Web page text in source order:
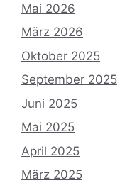
Mai 2026
März 2026
Oktober 2025
September 2025
Juni 2025
Mai 2025
April 2025
März 2025